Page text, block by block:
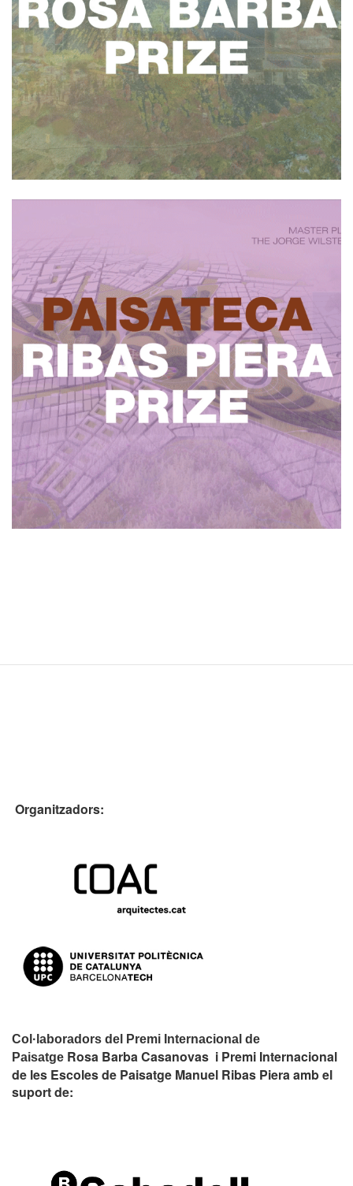
Organitzadors:
Col·laboradors del Premi Internacional de
Paisatge Rosa Barba Casanovas i Premi Internacional
de les Escoles de Paisatge Manuel Ribas Piera amb el
suport de: